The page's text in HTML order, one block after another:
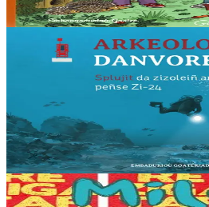
Er stok12,00 €
Arkeologiezh danvorel
Dizoloit penaos e labour an
arverkoù evit diskoulmañ kevrin ar
brasañ ar bed. Deuit ganin...
Er stok10,00 €
6 vloaz hag ouzhpenn
Goater